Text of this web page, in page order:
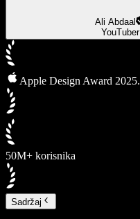
Ali Abdaal
YouTuber
Apple Design Award 2025.
50M+ korisnika
Sadržaj